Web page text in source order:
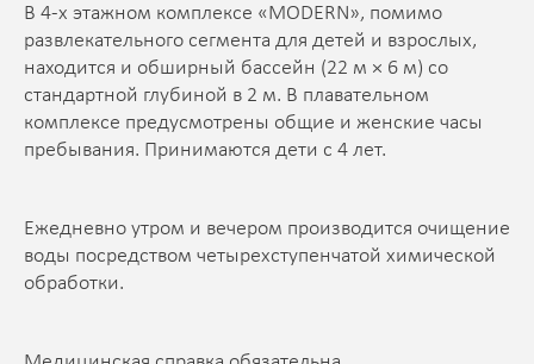
В 4-х этажном комплексе «MODERN», помимо
развлекательного сегмента для детей и взрослых,
находится и обширный бассейн (22 м × 6 м) со
стандартной глубиной в 2 м. В плавательном
комплексе предусмотрены общие и женские часы
пребывания. Принимаются дети с 4 лет.
Ежедневно утром и вечером производится очищение
воды посредством четырехступенчатой химической
обработки.